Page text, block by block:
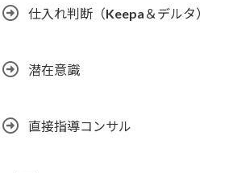
仕入れ判断（Keepa＆デルタ）
潜在意識
直接指導コンサル